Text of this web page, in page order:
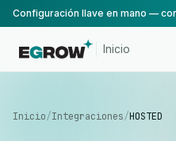
Inicio
Inicio/Integraciones/HOSTED